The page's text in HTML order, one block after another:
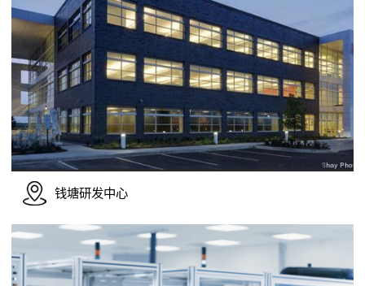
钱塘研发中心